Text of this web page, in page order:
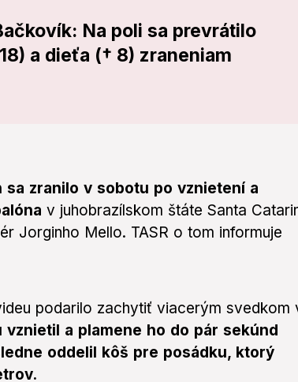
Na poli sa prevrátilo
a dieťa († 8) zraneniam
zranilo v sobotu po vznietení a
v juhobrazílskom štáte Santa
Jorginho Mello. TASR o tom informuje
podarilo zachytiť viacerým svedkom
vznietil a plamene ho do pár sekúnd
oddelil kôš pre posádku, ktorý